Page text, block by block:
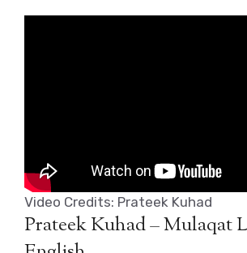
Video Credits: Prateek Kuhad
Prateek Kuhad – Mulaqat